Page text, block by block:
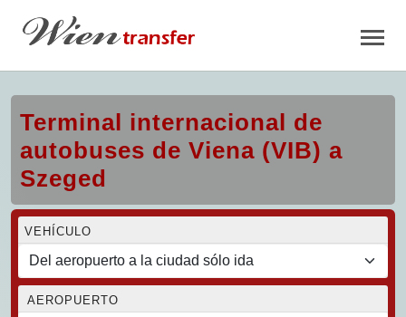
Terminal internacional de
autobuses de Viena (VIB) a
Szeged
VEHÍCULO
AEROPUERTO